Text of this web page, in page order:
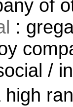
of
:
/